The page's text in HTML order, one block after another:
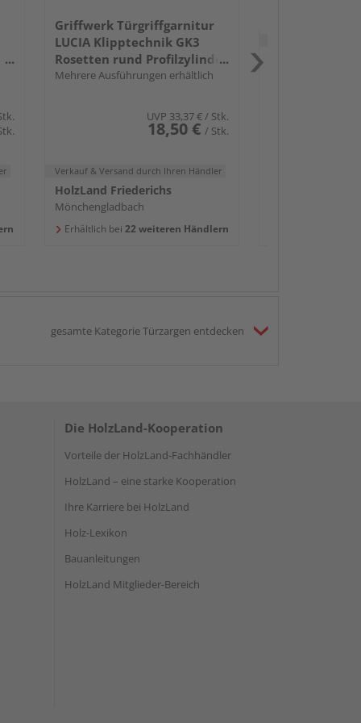
Griffwerk Türgriffgarnitur
LUCIA Klipptechnik GK3
Rosetten rund Profilzylinder
Edelst. ma.
Mehrere Ausführungen erhältlich
UVP 33,37 €/ Stk.
18,50 € / Stk.
Verkauf & Versand durch Ihren Händler
HolzLand Friederichs
Mönchengladbach
Erhältlich bei 22 weiteren Händlern
gesamte Kategorie Türzargen entdecken
Die HolzLand-Kooperation
Vorteile der HolzLand-Fachhändler
HolzLand – eine starke Kooperation
Ihre Karriere bei HolzLand
Holz-Lexikon
Bauanleitungen
HolzLand Mitglieder-Bereich